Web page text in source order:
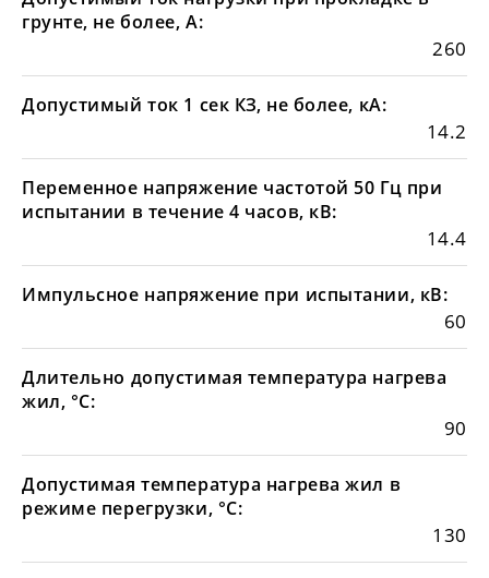
грунте, не более, А:
260
Допустимый ток 1 сек КЗ, не более, кА:
14.2
Переменное напряжение частотой 50 Гц при
испытании в течение 4 часов, кВ:
14.4
Импульсное напряжение при испытании, кВ:
60
Длительно допустимая температура нагрева
жил, °С:
90
Допустимая температура нагрева жил в
режиме перегрузки, °С:
130